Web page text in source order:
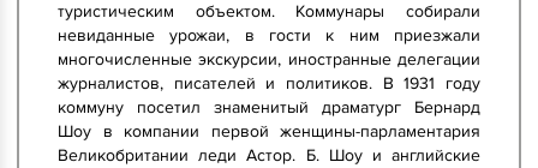
туристическим объектом. Коммунары собирали
невиданные урожаи, в гости к ним приезжали
многочисленные экскурсии, иностранные делегации
журналистов, писателей и политиков. В 1931 году
коммуну посетил знаменитый драматург Бернард
Шоу в компании первой женщины-парламентария
Великобритании леди Астор. Б. Шоу и английские